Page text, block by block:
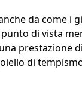
da come i
di vista
prestazione
di